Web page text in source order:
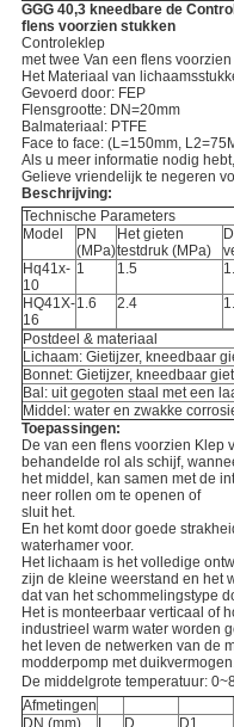
GGG 40,3 kneedbare de
flens voorzien stukken
Controleklep
met twee Van een flens voorzien
Het Materiaal van
Gevoerd door: FEP
Flensgrootte: DN=20mm
Balmateriaal: PTFE
Face to face: (L=150mm,
Als u meer informatie nodig
Gelieve vriendelijk te negeren
Beschrijving:
Technische Parameters
Model
PN
(MPa)
Het gieten
testdruk (MPa)
Hq41x-
10
1 1.5
HQ41X-
16
1.6 2.4
Postdeel & materiaal
Lichaam: Gietijzer, kneedbaar
Bonnet: Gietijzer, kneedbaar
Bal: uit gegoten staal met een
Middel: water en zwakke
Toepassingen:
De van een flens voorzien Klep
behandelde rol als schijf,
het middel, kan samen met de
neer rollen om te openen of
sluit het.
En het komt door goede
waterhamer voor.
Het lichaam is het volledige
zijn de kleine weerstand en het
dat van het schommelingstype
Het is monteerbaar verticaal of
industrieel warm water worden
het leven de netwerken van de
modderpomp met
De middelgrote temperatuur:
Afmetingen